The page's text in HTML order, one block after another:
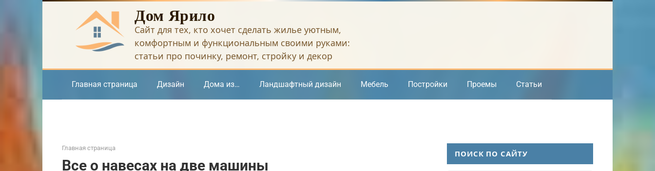
Дом Ярило
Сайт для тех, кто хочет сделать жилье уютным,
комфортным и функциональным своими руками:
статьи про починку, ремонт, стройку и декор
Главная страница Дизайн Дома из… Ландшафтный дизайн Мебель Постройки Проемы Статьи
Главная страница
Все о навесах на две машины
ПОИСК ПО САЙТУ